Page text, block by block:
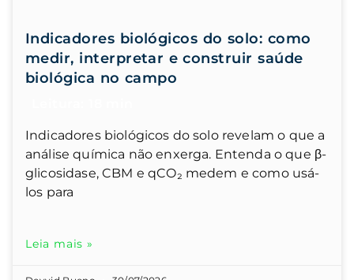
Indicadores biológicos do solo: como
medir, interpretar e construir saúde
biológica no campo
Indicadores biológicos do solo revelam o que a
análise química não enxerga. Entenda o que β-
glicosidase, CBM e qCO₂ medem e como usá-
los para
Leia mais »